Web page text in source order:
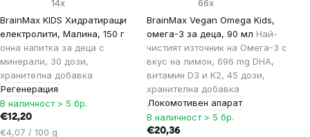
BrainMax KIDS Хидратиращи
електролити, Малина, 150 г
онна напитка за деца с
минерали, 30 дози,
хранителна добавка
Регенерация
14x
В наличност > 5 бр.
€12,20
Цена
€4,07 / 100 g
BrainMax Vegan Omega Kids,
омега-3 за деца, 90 мл Най-
чистият източник на Омега-3 с
вкус на лимон, 696 mg DHA,
витамин D3 и K2, 45 дози,
хранителна добавка
Локомотивен апарат
66x
В наличност > 5 бр.
€20,36